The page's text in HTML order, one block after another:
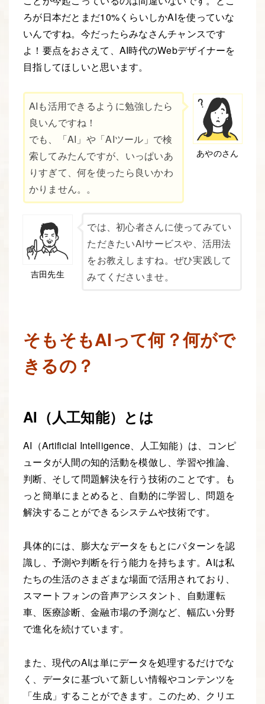
ろが日本だとまだ10%くらいしかAIを使っていな
いんですね。今だったらみなさんチャンスです
よ！要点をおさえて、AI時代のWebデザイナーを
目指してほしいと思います。
AIも活用できるように勉強したら
良いんですね！
でも、「AI」や「AIツール」で検
索してみたんですが、いっぱいあ
りすぎて、何を使ったら良いかわ
かりません。。
あやのさん
吉田先生
では、初心者さんに使ってみてい
ただきたいAIサービスや、活用法
をお教えしますね。ぜひ実践して
みてくださいませ。
そもそもAIって何？何がで
きるの？
AI（人工知能）とは
AI（Artificial Intelligence、人工知能）は、コンピ
ュータが人間の知的活動を模倣し、学習や推論、
判断、そして問題解決を行う技術のことです。も
っと簡単にまとめると、自動的に学習し、問題を
解決することができるシステムや技術です。
具体的には、膨大なデータをもとにパターンを認
識し、予測や判断を行う能力を持ちます。AIは私
たちの生活のさまざまな場面で活用されており、
スマートフォンの音声アシスタント、自動運転
車、医療診断、金融市場の予測など、幅広い分野
で進化を続けています。
また、現代のAIは単にデータを処理するだけでな
く、データに基づいて新しい情報やコンテンツを
「生成」することができます。このため、クリエ